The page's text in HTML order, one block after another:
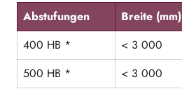
Abstufungen Breite (mm)
400 HB * < 3 000
500 HB *
< 3 000